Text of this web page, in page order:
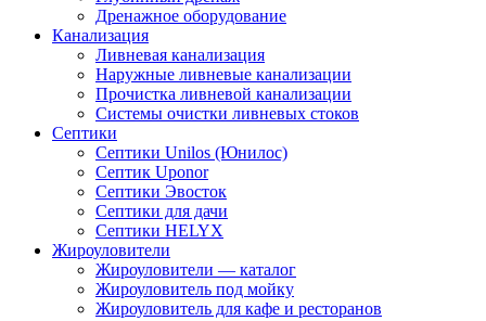
Дренажное оборудование
Канализация
Ливневая канализация
Наружные ливневые канализации
Прочистка ливневой канализации
Системы очистки ливневых стоков
Септики
Септики Unilos (Юнилос)
Септик Uponor
Септики Эвосток
Септики для дачи
Септики HELYX
Жироуловители
Жироуловители — каталог
Жироуловитель под мойку
Жироуловитель для кафе и ресторанов